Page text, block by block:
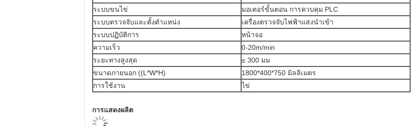
ระบบขนไข่
มอเตอร์ขั้นตอน การควบคุม PLC
ระบบตรวจจับและตั้งตําแหน่ง
เครื่องตรวจจับไฟฟ้าแสงนําเข้า
ระบบปฏิบัติการ
หน้าจอ
ความเร็ว
0-20m/min
ระยะทางสูงสุด
≤ 300 มม
ขนาดภายนอก ((L*W*H)
1800*400*750 มิลลิเมตร
การใช้งาน
ไข่
การแสดงผลิต